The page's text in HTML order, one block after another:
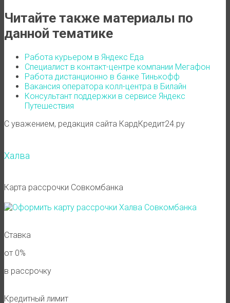
Читайте также материалы по
данной тематике
Работа курьером в Яндекс Еда
Специалист в контакт-центре компании Мегафон
Работа дистанционно в банке Тинькофф
Вакансия оператора колл-центра в Билайн
Консультант поддержки в сервисе Яндекс
Путешествия
С уважением, редакция сайта КардКредит24.ру
Халва
Карта рассрочки Совкомбанка
Ставка
от 0%
в рассрочку
Кредитный лимит